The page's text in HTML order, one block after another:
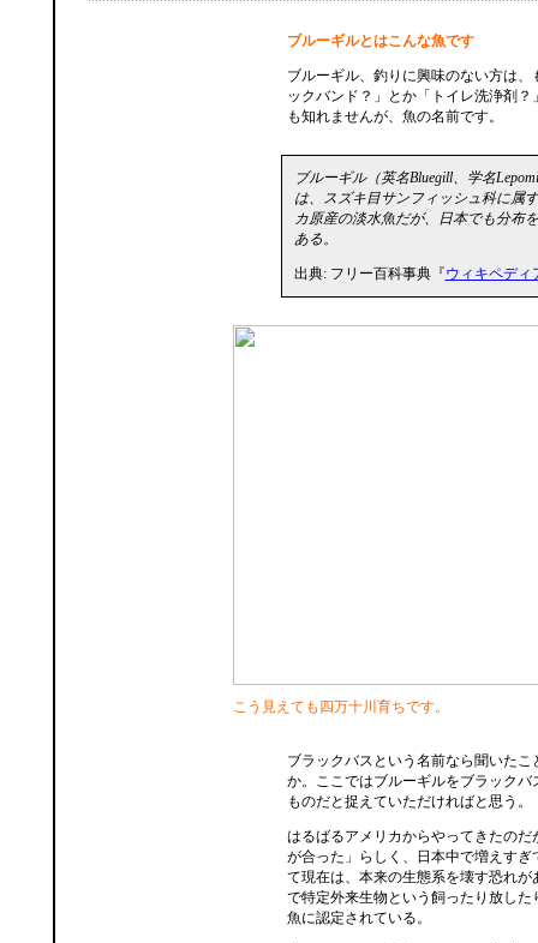
ブルーギルとはこんな魚です
ブルーギル、釣りに興味のない方は、
ックバンド？」とか「トイレ洗浄剤？
も知れませんが、魚の名前です。
ブルーギル（英名Bluegill、学名
は、スズキ目サンフィッシュ科に属
カ原産の淡水魚だが、日本でも分布
ある。
出典: フリー百科事典『ウィキペディ
こう見えても四万十川育ちです。
ブラックバスという名前なら聞いたこ
か。ここではブルーギルをブラックバ
ものだと捉えていただければと思う。
はるばるアメリカからやってきたのだ
が合った」らしく、日本中で増えすぎ
て現在は、本来の生態系を壊す恐れが
で特定外来生物という飼ったり放した
魚に認定されている。